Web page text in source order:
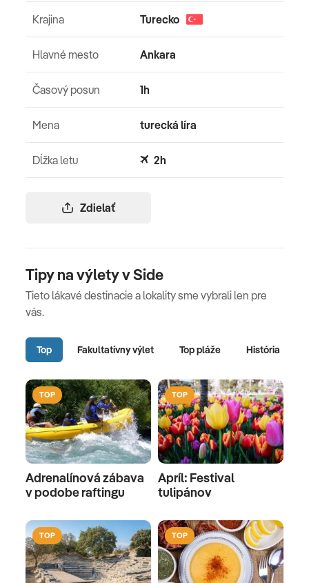
Zdielať
Krajina Turecko
Hlavné mesto Ankara
Časový posun 1h
Mena turecká líra
Dĺžka letu 2h
Tipy na výlety v Side
Tieto lákavé destinacie a lokality sme vybrali len pre
vás.
Top Fakultatívny výlet Top pláže História
TOP
Adrenalínová zábava
v podobe raftingu
TOP
Apríl: Festival
tulipánov
TOP TOP